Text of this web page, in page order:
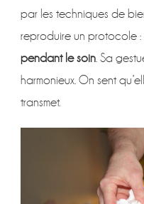
par les techniques de
reproduire un protocole :
pendant le soin. Sa
harmonieux. On sent
transmet.